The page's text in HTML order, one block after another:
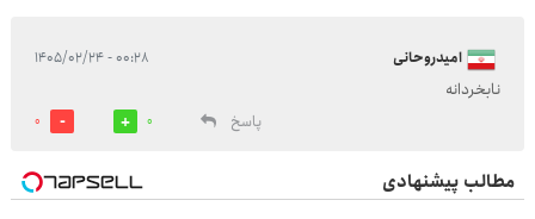
امیدروحانی ۰۰:۲۸ - ۱۴۰۵/۰۲/۲۴
نابخردانه
پاسخ
0
0
مطالب پیشنهادی